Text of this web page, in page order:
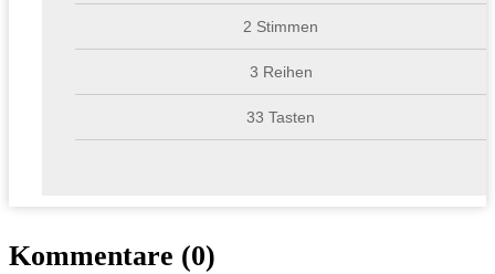
2 Stimmen
3 Reihen
33 Tasten
Kommentare (0)